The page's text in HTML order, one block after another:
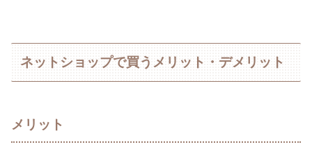
ネットショップで買うメリット・デメリット
メリット